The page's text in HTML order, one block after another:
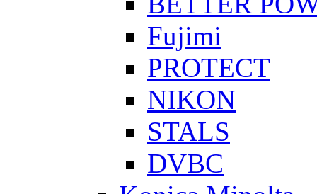
Fujimi
PROTECT
NIKON
STALS
DVBC